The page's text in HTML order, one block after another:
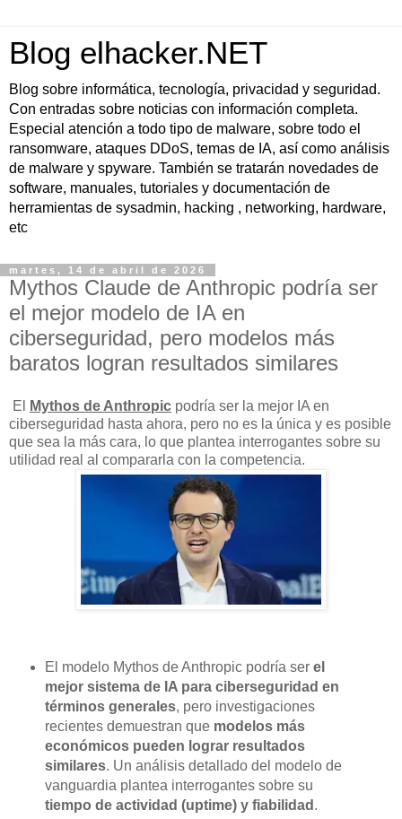
Blog elhacker.NET
Blog sobre informática, tecnología, privacidad y seguridad.
Con entradas sobre noticias con información completa.
Especial atención a todo tipo de malware, sobre todo el
ransomware, ataques DDoS, temas de IA, así como análisis
de malware y spyware. También se tratarán novedades de
software, manuales, tutoriales y documentación de
herramientas de sysadmin, hacking , networking, hardware,
etc
martes, 14 de abril de 2026
Mythos Claude de Anthropic podría ser
el mejor modelo de IA en
ciberseguridad, pero modelos más
baratos logran resultados similares
El Mythos de Anthropic podría ser la mejor IA en
ciberseguridad hasta ahora, pero no es la única y es posible
que sea la más cara, lo que plantea interrogantes sobre su
utilidad real al compararla con la competencia.
El modelo Mythos de Anthropic podría ser el
mejor sistema de IA para ciberseguridad en
términos generales, pero investigaciones
recientes demuestran que modelos más
económicos pueden lograr resultados
similares. Un análisis detallado del modelo de
vanguardia plantea interrogantes sobre su
tiempo de actividad (uptime) y fiabilidad .